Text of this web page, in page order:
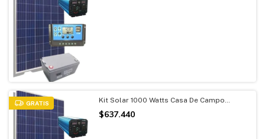
GRATIS
Kit Solar 1000 Watts Casa De Campo
$637.440